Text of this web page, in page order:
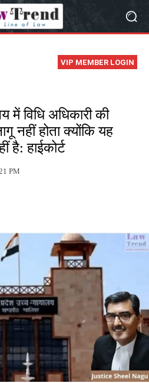
VIP MEMBER LOGIN
में विधि अधिकारी की
नहीं होता क्योंकि यह
है: हाईकोर्ट
PM